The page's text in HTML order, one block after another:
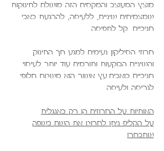
מוצץ המעוצב והמקסים הזה מושלם לתינוקות
שמצמיחים שיניים, ללעיסה, להרגעת כאבי
חניכיים. קל לתפיסה.
חרוזי הסיליקון נעימים למגע חך התינוק
והשיניים הבוקעות ותורמים עוד יותר לעיסוי
חניכיים כואבים.עץ אשור הוא משטח חלופי
לגריסה ולעיסה.
האותיות על החרוזים הן רק באנגלית
על הקליפ ניתן לחרוט את השם בשפה
שתבחרו